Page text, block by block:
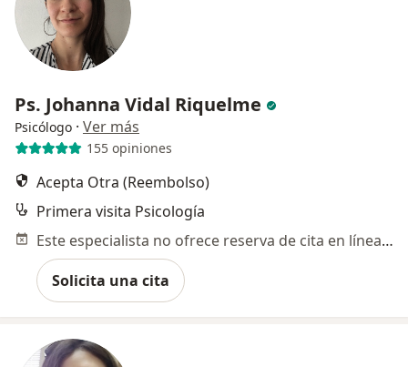
Ps. Johanna Vidal Riquelme
Psicólogo · Ver más
155 opiniones
Acepta Otra (Reembolso)
Primera visita Psicología
Este especialista no ofrece reserva de cita en línea en esta dirección.
Solicita una cita